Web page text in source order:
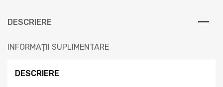
DESCRIERE
INFORMAȚII SUPLIMENTARE
DESCRIERE